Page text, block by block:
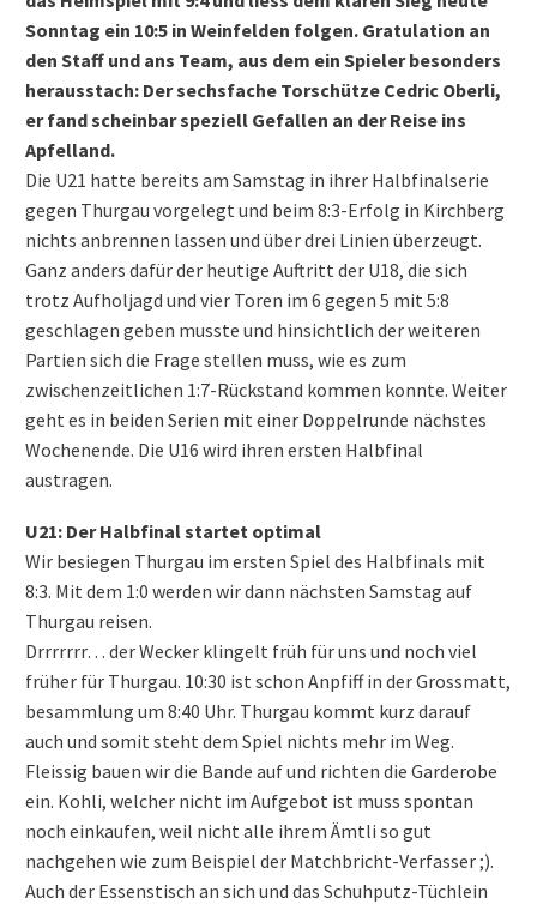
Sonntag ein 10:5 in Weinfelden folgen. Gratulation an
den Staff und ans Team, aus dem ein Spieler besonders
herausstach: Der sechsfache Torschütze Cedric Oberli,
er fand scheinbar speziell Gefallen an der Reise ins
Apfelland.
Die U21 hatte bereits am Samstag in ihrer Halbfinalserie
gegen Thurgau vorgelegt und beim 8:3-Erfolg in Kirchberg
nichts anbrennen lassen und über drei Linien überzeugt.
Ganz anders dafür der heutige Auftritt der U18, die sich
trotz Aufholjagd und vier Toren im 6 gegen 5 mit 5:8
geschlagen geben musste und hinsichtlich der weiteren
Partien sich die Frage stellen muss, wie es zum
zwischenzeitlichen 1:7-Rückstand kommen konnte. Weiter
geht es in beiden Serien mit einer Doppelrunde nächstes
Wochenende. Die U16 wird ihren ersten Halbfinal
austragen.
U21: Der Halbfinal startet optimal
Wir besiegen Thurgau im ersten Spiel des Halbfinals mit
8:3. Mit dem 1:0 werden wir dann nächsten Samstag auf
Thurgau reisen.
Drrrrrrr… der Wecker klingelt früh für uns und noch viel
früher für Thurgau. 10:30 ist schon Anpfiff in der Grossmatt,
besammlung um 8:40 Uhr. Thurgau kommt kurz darauf
auch und somit steht dem Spiel nichts mehr im Weg.
Fleissig bauen wir die Bande auf und richten die Garderobe
ein. Kohli, welcher nicht im Aufgebot ist muss spontan
noch einkaufen, weil nicht alle ihrem Ämtli so gut
nachgehen wie zum Beispiel der Matchbricht-Verfasser ;).
Auch der Essenstisch an sich und das Schuhputz-Tüchlein